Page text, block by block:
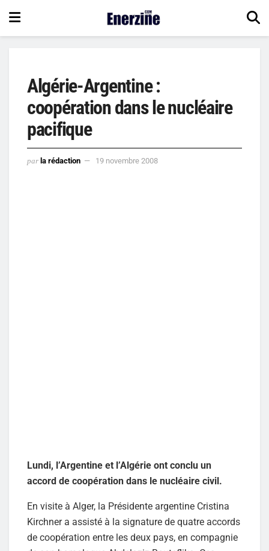
Algérie-Argentine :
coopération dans le nucléaire
pacifique
par la rédaction 19 novembre 2008
Lundi, l’Argentine et l’Algérie ont conclu un
accord de coopération dans le nucléaire civil.
En visite à Alger, la Présidente argentine Cristina
Kirchner a assisté à la signature de quatre accords
de coopération entre les deux pays, en compagnie